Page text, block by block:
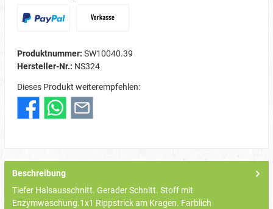
Produktnummer: SW10040.39
Hersteller-Nr.: NS324
Dieses Produkt weiterempfehlen:
Beschreibung
Tiefer Halsausschnitt. Gerader Schnitt. Stoff mit
Enzymwaschung.1x1 Rippstrick am Kragen. Farblich